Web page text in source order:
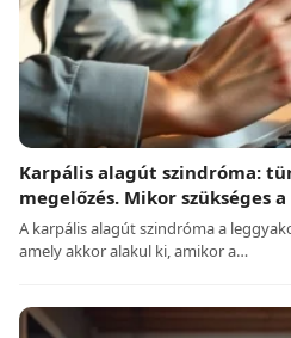
Karpális alagút szindróma:
megelőzés. Mikor szükséges
A karpális alagút szindróma a
amely akkor alakul ki, amikor a…